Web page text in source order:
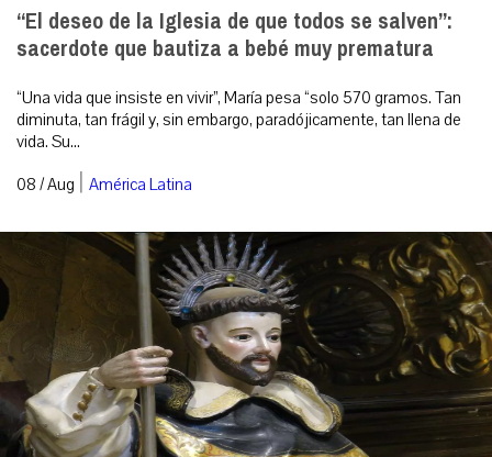
“El deseo de la Iglesia de que todos se salven”:
sacerdote que bautiza a bebé muy prematura
“Una vida que insiste en vivir”, María pesa “solo 570 gramos. Tan
diminuta, tan frágil y, sin embargo, paradójicamente, tan llena de
vida. Su...
08 / Aug | América Latina